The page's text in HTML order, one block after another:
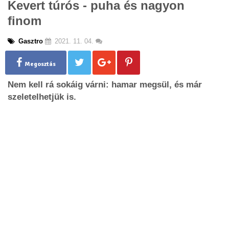
Kevert túrós - puha és nagyon
finom
Gasztro 2021. 11. 04.
Megosztás
Nem kell rá sokáig várni: hamar megsül, és már
szeletelhetjük is.